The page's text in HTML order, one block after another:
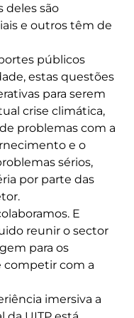
deles são
e outros têm de
públicos
estas questões
para serem
crise climática,
problemas com a
e o
sérios,
por parte das
E
reunir o sector
para os
competir com a
imersiva a